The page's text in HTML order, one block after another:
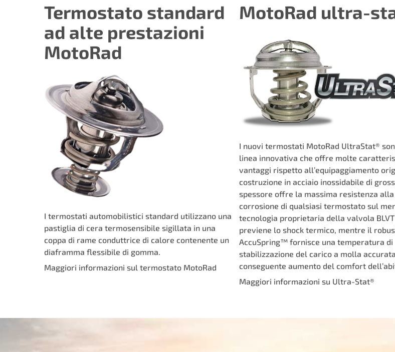
Termostato standard
ad alte prestazioni
MotoRad
I termostati automobilistici standard utilizzano una
pastiglia di cera termosensibile sigillata in una
coppa di rame conduttrice di calore contenente un
diaframma flessibile di gomma.
Maggiori informazioni sul termostato MotoRad
MotoRad ultra-
I nuovi termostati MotoRad UltraStat®
linea innovativa che offre molte
vantaggi rispetto all’equipaggiamento
costruzione in acciaio inossidabile di
spessore offre la massima resistenza alla
corrosione di qualsiasi termostato sul
tecnologia proprietaria della valvola
previene lo shock termico, mentre il
AccuSpring™ fornisce una temperatura di
stabilizzazione del carico a molla
conseguente aumento del comfort
Maggiori informazioni su Ultra-Stat®